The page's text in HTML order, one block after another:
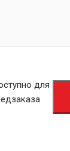
для